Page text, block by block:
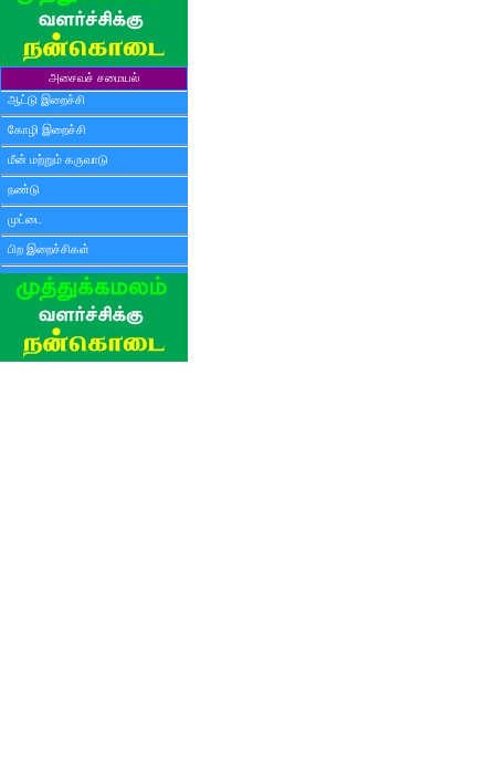
அசைவச் சமையல்
ஆட்டு இறைச்சி
கோழி இறைச்சி
மீன் மற்றும் கருவாடு
நண்டு
முட்டை
பிற இறைச்சிகள்